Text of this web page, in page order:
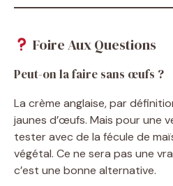
Foire Aux Questions
Peut-on la faire sans œufs ?
La crème anglaise, par
jaunes d’œufs. Mais pour une
tester avec de la fécule de
végétal. Ce ne sera pas une
c’est une bonne alternative.